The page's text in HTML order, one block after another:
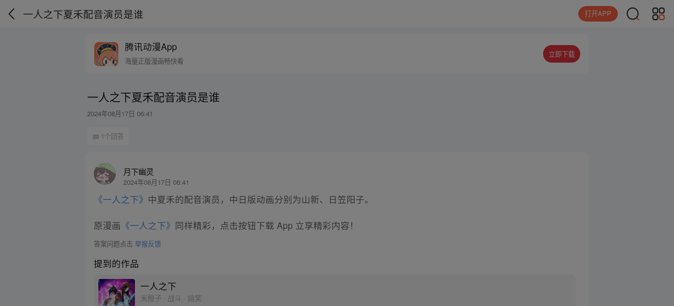
一人之下夏禾配音演员是谁 打开APP
腾讯动漫App
海量正版漫画畅快看
立即下载
一人之下夏禾配音演员是谁
2024年08月17日 06:41
1个回答
月下幽灵
2024年08月17日 06:41
《一人之下》 中夏禾的配音演员，中日版动画分别为山新、日笠阳子。
原漫画 《一人之下》 同样精彩，点击按钮下载 App 立享精彩内容！
答案问题点击举报反馈
提到的作品
一人之下
米橙子 · 战斗 · 搞笑